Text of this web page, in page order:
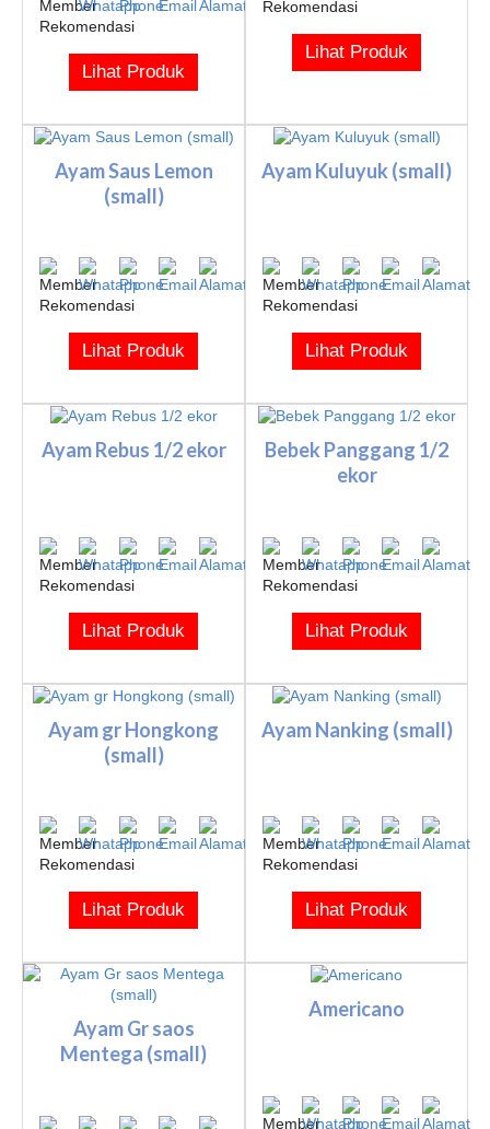
Lihat Produk
Lihat Produk
Ayam Saus Lemon
(small)
Lihat Produk
Ayam Kuluyuk (small)
Lihat Produk
Ayam Rebus 1/2 ekor
Lihat Produk
Bebek Panggang 1/2
ekor
Lihat Produk
Ayam gr Hongkong
(small)
Lihat Produk
Ayam Nanking (small)
Lihat Produk
Ayam Gr saos
Mentega (small)
Americano